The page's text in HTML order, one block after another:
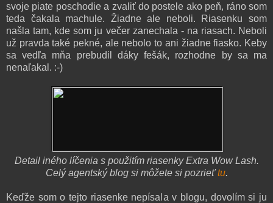
svoje piate poschodie a zvaliť do postele ako peň, ráno som
teda čakala machule. Žiadne ale neboli. Riasenku som
našla tam, kde som ju večer zanechala - na riasach. Neboli
už pravda také pekné, ale nebolo to ani žiadne fiasko. Keby
sa vedľa mňa prebudil dáky fešák, rozhodne by sa ma
nenaľakal. :-)
Detail iného líčenia s použitím riasenky Extra Wow Lash.
Celý agentský blog si môžete si pozrieťtu.
Keďže som o tejto riasenke nepísala v blogu, dovolím si ju